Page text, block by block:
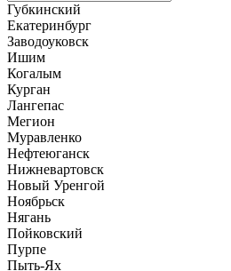
Губкинский
Екатеринбург
Заводоуковск
Ишим
Когалым
Курган
Лангепас
Мегион
Муравленко
Нефтеюганск
Нижневартовск
Новый Уренгой
Ноябрьск
Нягань
Пойковский
Пурпе
Пыть-Ях